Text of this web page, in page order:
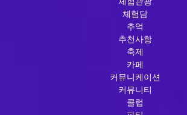
체험담
추억
추천사항
축제
카페
커뮤니케이션
커뮤니티
클럽